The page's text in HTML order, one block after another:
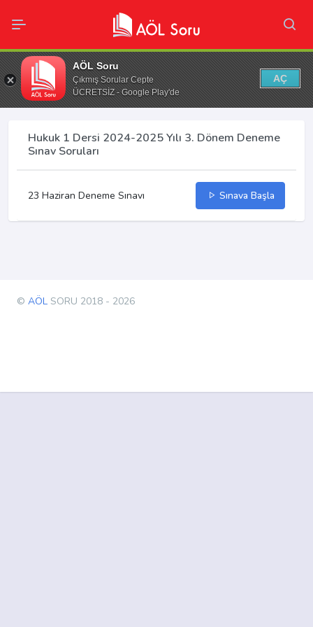
AÖL Soru
Çıkmış Sorular Cepte
ÜCRETSİZ - Google Play'de
AÇ
Hukuk 1 Dersi 2024-2025 Yılı 3. Dönem Deneme
Sınav Soruları
23 Haziran Deneme Sınavı Sınava Başla
© AÖL SORU 2018 - 2026